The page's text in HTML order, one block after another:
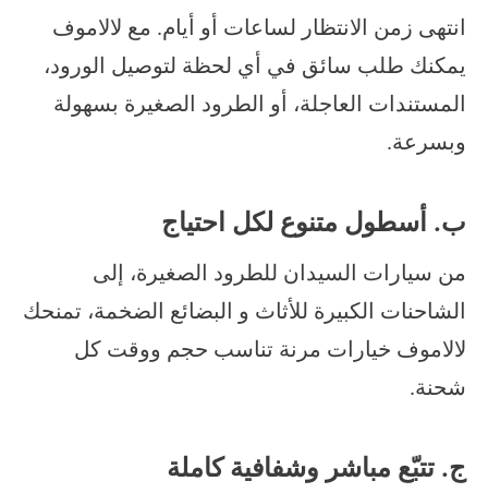
انتهى زمن الانتظار لساعات أو أيام. مع لالاموف
يمكنك طلب سائق في أي لحظة لتوصيل الورود،
المستندات العاجلة، أو الطرود الصغيرة بسهولة
وبسرعة.
ب. أسطول متنوع لكل احتياج
من سيارات السيدان للطرود الصغيرة، إلى
الشاحنات الكبيرة للأثاث و البضائع الضخمة، تمنحك
لالاموف خيارات مرنة تناسب حجم ووقت كل
شحنة.
ج. تتبّع مباشر وشفافية كاملة